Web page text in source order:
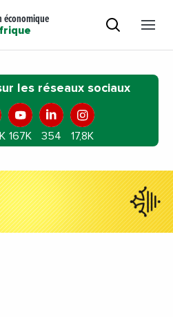
économique
les réseaux sociaux
167K 354 17,8K